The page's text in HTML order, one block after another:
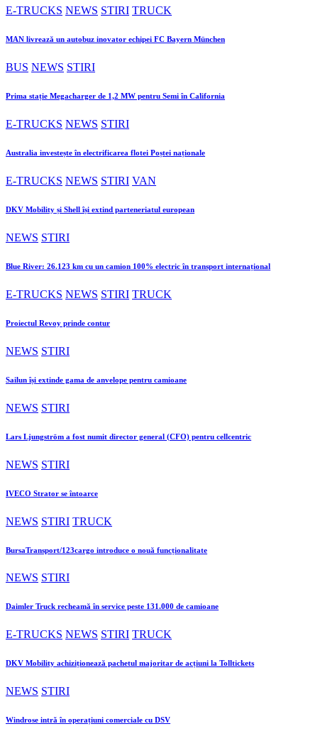
E-TRUCKS NEWS STIRI TRUCK
MAN livrează un autobuz inovator echipei FC Bayern München
BUS NEWS STIRI
Prima stație Megacharger de 1,2 MW pentru Semi în California
E-TRUCKS NEWS STIRI
Australia investește în electrificarea flotei Poștei naționale
E-TRUCKS NEWS STIRI VAN
DKV Mobility și Shell își extind parteneriatul european
NEWS STIRI
Blue River: 26.123 km cu un camion 100% electric în transport internațional
E-TRUCKS NEWS STIRI TRUCK
Proiectul Revoy prinde contur
NEWS STIRI
Sailun își extinde gama de anvelope pentru camioane
NEWS STIRI
Lars Ljungström a fost numit director general (CFO) pentru cellcentric
NEWS STIRI
IVECO Strator se întoarce
NEWS STIRI TRUCK
BursaTransport/123cargo introduce o nouă funcționalitate
NEWS STIRI
Daimler Truck recheamă în service peste 131.000 de camioane
E-TRUCKS NEWS STIRI TRUCK
DKV Mobility achiziționează pachetul majoritar de acțiuni la Tolltickets
NEWS STIRI
Windrose intră în operațiuni comerciale cu DSV